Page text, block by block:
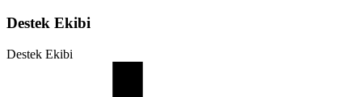
Destek Ekibi
Destek Ekibi